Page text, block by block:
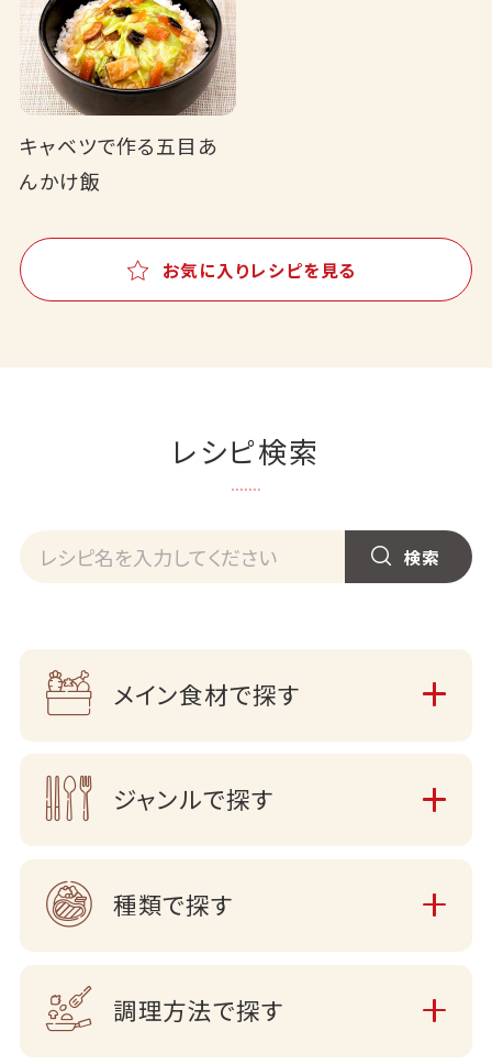
キャベツで作る五目あ
んかけ飯
お気に入りレシピを見る
レシピ検索
メイン食材で探す
ジャンルで探す
種類で探す
調理方法で探す